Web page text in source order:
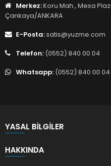
Merkez:Koru Mah., Mesa
Çankaya/ANKARA
E-Posta:satis@yuzme.com
Telefon: (0552) 840 00 04
Whatsapp: (0552) 840 00 04
YASAL BILGILER
HAKKINDA